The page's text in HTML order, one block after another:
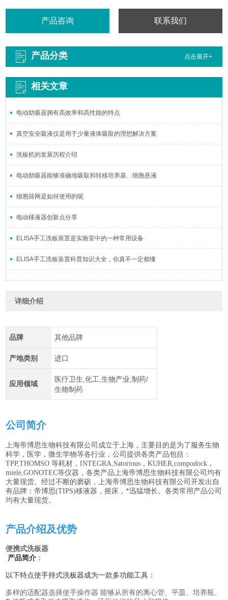
产品咨询 联系我们
产品分类 点击展开+
相关文章
电动助吸器拥有高效率和高性能的特点
真空安全吸液仪是用于少量液体吸取的理想解决方案
洗板机的发展历程介绍
电动助吸器能够准确地吸取和转移培养基、细胞悬液
细胞筛网是如何使用的呢
电动移液器创新点分享
ELISA手工洗板装置是实验室中的一种常用设备
ELISA手工洗板装置科普知识大全，你真不一定都懂
详细介绍
品牌 其他品牌
产地类别 进口
应用领域
医疗卫生,化工,生物产业,制药/
生物制药
公司简介
上海帝博思生物科技有限公司成立于上海，主要目的是为了服务生物
科学，医学，微生学物等各行业，公司提供各类产品包括：
TPP,THOMSO 等耗材，INTEGRA,Satorious，KUHER,compodock，
miele,GONOTEC等仪器，各类产品上海帝博思生物科技有限公司均有
大量现货。经过不断的磨砺，上海帝博思生物科技有限公司开发出自
有品牌：帝博思(TIPS)移液器，摇床，*迅猛增长。各类常用产品公司
均有大量现货。
产品介绍及优势
便携式洗板器
产品简介 ：
以下特点使手持式洗板器成为一款多功能工具：
多样的适配器选择使手操作器 能够从所有的离心管、平皿、培养瓶、